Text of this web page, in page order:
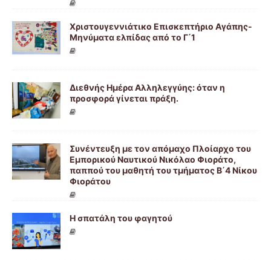
Χριστουγεννιάτικο Επισκεπτήριο Αγάπης-
Μηνύματα ελπίδας από το Γ΄1
Διεθνής Ημέρα Αλληλεγγύης: όταν η
προσφορά γίνεται πράξη.
Συνέντευξη με τον απόμαχο Πλοίαρχο του
Εμπορικού Ναυτικού Νικόλαο Φιοράτο,
παππού του μαθητή του τμήματος Β΄4 Νίκου
Φιοράτου
Η σπατάλη του φαγητού